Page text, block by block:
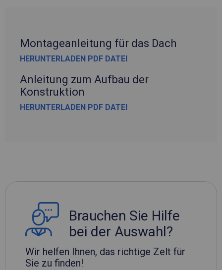
Montageanleitung für das Dach
HERUNTERLADEN PDF DATEI
Anleitung zum Aufbau der
Konstruktion
HERUNTERLADEN PDF DATEI
Brauchen Sie Hilfe
bei der Auswahl?
Wir helfen Ihnen, das richtige Zelt für
Sie zu finden!